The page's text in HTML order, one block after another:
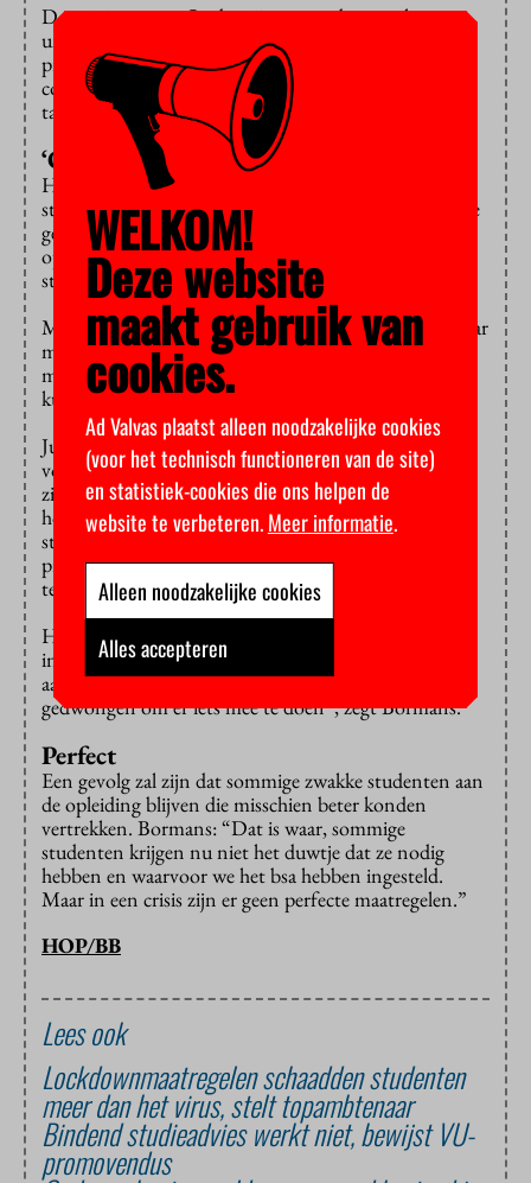
De ministers van Onderwijs praten deze week met
universiteiten en hogescholen over de mogelijke
problemen waar ze tegenaan lopen in de
coronacrisis. Ook het bindend studieadvies komt ter
tafel.
‘Ongeschikt’
Het bsa is controversieel, want hoe bepaal je of
studenten echt ‘ongeschikt’ zijn? Misschien hebben ze
gewoon wat meer hulp nodig. Vaak gebruiken
opleidingen het bsa als stok achter de deur om het
studietempo te verhogen.
Minister Van Engelshoven wilde het bsa verlagen, maar
moestbakzeil halen in de Tweede Kamer. Onder het
mottonever waste a good crisis
kunnen inperken, al is het maar tijdelijk.
Juridisch gesproken wordt het ook lastig om het bsa
vol te houden. Het onderwijs moet immers op orde
zijn als je harde eisen aan studenten stelt. Nu
hogescholen en universiteiten hun deuren voor
studenten sluiten, kun je zien aankomen dat er
problemen ontstaan. Misschien gaan sommige
tentamens niet door.
Het lijkt een kwestie van tijd voordat andere
instellingen volgen en hun bsa opschorten of
aanzienlijk verruimen. “Op enig moment word je
gedwongen om er iets mee te doen”, zegt Bormans.
Perfect
Een gevolg zal zijn dat sommige zwakke studenten aan
de opleiding blijven die misschien beter konden
vertrekken. Bormans: “Dat is waar, sommige
studenten krijgen nu niet het duwtje dat ze nodig
hebben en waarvoor we het bsa hebben ingesteld.
Maar in een crisis zijn er geen perfecte maatregelen.”
HOP/BB
Lees ook
Lockdownmaatregelen schaadden studenten
meer dan het virus, stelt topambtenaar
Bindend studieadvies werkt niet, bewijst VU-
promovendus
WELKOM!
Deze website
maakt gebruik van
cookies.
Ad Valvas plaatst alleen noodzakelijke cookies
(voor het technisch functioneren van de site)
en statistiek-cookies die ons helpen de
website te verbeteren.Meer informatie.
Alleen noodzakelijke cookies
Alles accepteren